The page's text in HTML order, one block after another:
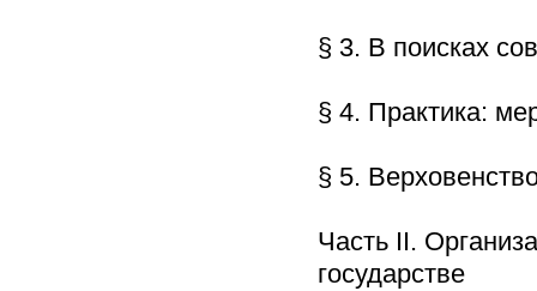
§ 3. В поисках
§ 4. Практика:
§ 5.
Часть II.
государстве